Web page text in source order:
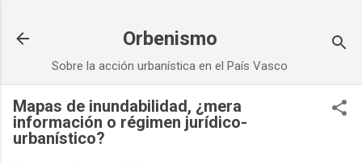
Orbenismo
Sobre la acción urbanística en el País Vasco
Mapas de inundabilidad, ¿mera
información o régimen jurídico-
urbanístico?